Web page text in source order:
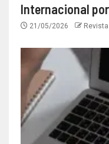
Internacional
21/05/2026 Revista